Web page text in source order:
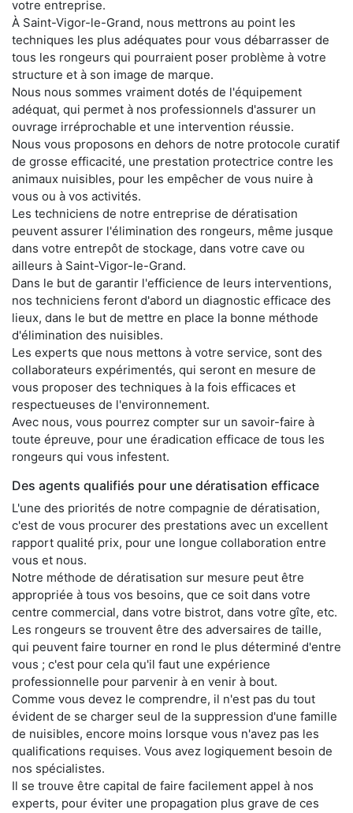
votre entreprise.
À Saint-Vigor-le-Grand, nous mettrons au point les
techniques les plus adéquates pour vous débarrasser de
tous les rongeurs qui pourraient poser problème à votre
structure et à son image de marque.
Nous nous sommes vraiment dotés de l'équipement
adéquat, qui permet à nos professionnels d'assurer un
ouvrage irréprochable et une intervention réussie.
Nous vous proposons en dehors de notre protocole curatif
de grosse efficacité, une prestation protectrice contre les
animaux nuisibles, pour les empêcher de vous nuire à
vous ou à vos activités.
Les techniciens de notre entreprise de dératisation
peuvent assurer l'élimination des rongeurs, même jusque
dans votre entrepôt de stockage, dans votre cave ou
ailleurs à Saint-Vigor-le-Grand.
Dans le but de garantir l'efficience de leurs interventions,
nos techniciens feront d'abord un diagnostic efficace des
lieux, dans le but de mettre en place la bonne méthode
d'élimination des nuisibles.
Les experts que nous mettons à votre service, sont des
collaborateurs expérimentés, qui seront en mesure de
vous proposer des techniques à la fois efficaces et
respectueuses de l'environnement.
Avec nous, vous pourrez compter sur un savoir-faire à
toute épreuve, pour une éradication efficace de tous les
rongeurs qui vous infestent.
Des agents qualifiés pour une dératisation efficace
L'une des priorités de notre compagnie de dératisation,
c'est de vous procurer des prestations avec un excellent
rapport qualité prix, pour une longue collaboration entre
vous et nous.
Notre méthode de dératisation sur mesure peut être
appropriée à tous vos besoins, que ce soit dans votre
centre commercial, dans votre bistrot, dans votre gîte, etc.
Les rongeurs se trouvent être des adversaires de taille,
qui peuvent faire tourner en rond le plus déterminé d'entre
vous ; c'est pour cela qu'il faut une expérience
professionnelle pour parvenir à en venir à bout.
Comme vous devez le comprendre, il n'est pas du tout
évident de se charger seul de la suppression d'une famille
de nuisibles, encore moins lorsque vous n'avez pas les
qualifications requises. Vous avez logiquement besoin de
nos spécialistes.
Il se trouve être capital de faire facilement appel à nos
experts, pour éviter une propagation plus grave de ces